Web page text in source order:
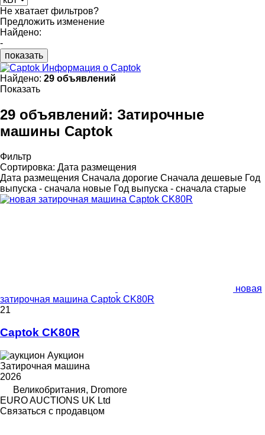
Не хватает фильтров?
Предложить изменение
Найдено:
-
показать
Информация о Captok
Найдено: 29 объявлений
Показать
29 объявлений: Затирочные
машины Captok
Фильтр
Сортировка: Дата размещения
Дата размещения Сначала дорогие Сначала дешевые Год
выпуска - сначала новые Год выпуска - сначала старые
новая
затирочная машина Captok CK80R
21
Captok CK80R
Аукцион
Затирочная машина
2026
Великобритания, Dromore
EURO AUCTIONS UK Ltd
Связаться с продавцом